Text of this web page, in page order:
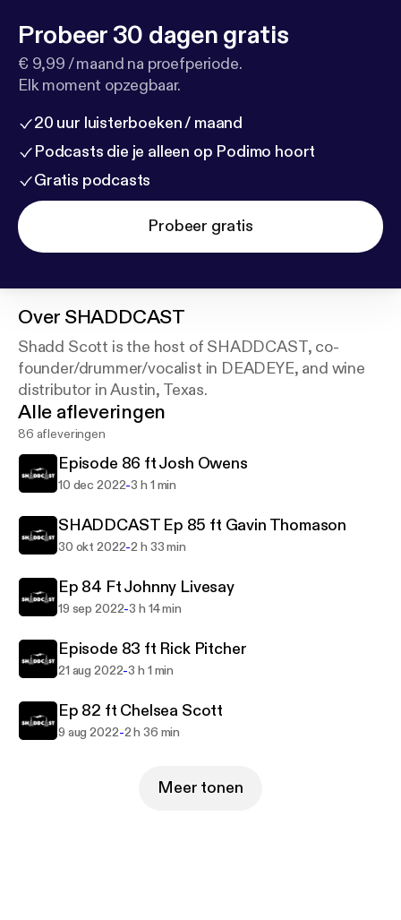
Probeer 30 dagen gratis
€ 9,99 / maand na proefperiode.
Elk moment opzegbaar.
20 uur luisterboeken / maand
Podcasts die je alleen op Podimo hoort
Gratis podcasts
Probeer gratis
Over SHADDCAST
Shadd Scott is the host of SHADDCAST, co-
founder/drummer/vocalist in DEADEYE, and wine
distributor in Austin, Texas.
Alle afleveringen
86 afleveringen
Episode 86 ft Josh Owens
10 dec 2022-3 h 1 min
SHADDCAST Ep 85 ft Gavin Thomason
30 okt 2022-2 h 33 min
Ep 84 Ft Johnny Livesay
19 sep 2022-3 h 14 min
Episode 83 ft Rick Pitcher
21 aug 2022-3 h 1 min
Ep 82 ft Chelsea Scott
9 aug 2022-2 h 36 min
Meer tonen